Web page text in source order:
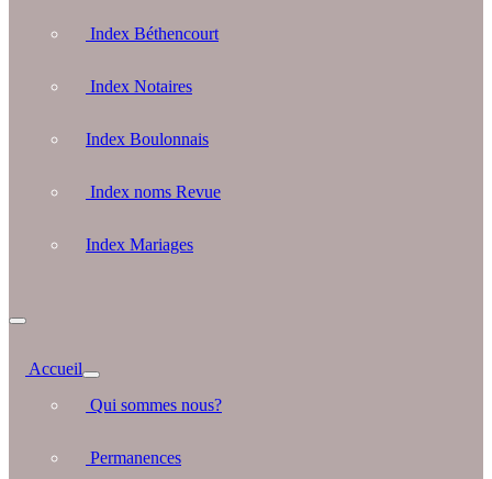
Index Béthencourt
Index Notaires
Index Boulonnais
Index noms Revue
Index Mariages
Accueil
Qui sommes nous?
Permanences